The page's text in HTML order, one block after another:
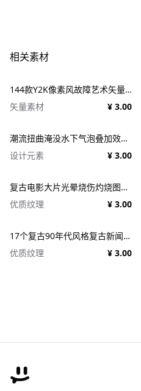
相关素材
144款Y2K像素风故障艺术矢量元素 Dithering Bitmap Vector Shapes Collection
矢量素材
¥ 3.00
潮流扭曲淹没水下气泡叠加效果照片人像修图PS特效滤镜插件样机 Deluge Underwater Photo Effect
设计元素
¥ 3.00
复古电影大片光晕烧伤灼烧图片照片后期处理特效PSD样机 Light Leaks Overlays Template
优质纹理
¥ 3.00
17个复古90年代风格复古新闻纸纹理广告PSD模板 1950s Style Retro Ad Templates
优质纹理
¥ 3.00